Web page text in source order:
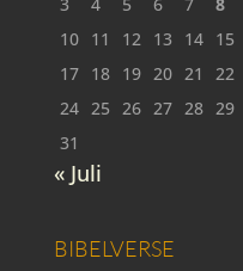
10 11 12 13 14 15
17 18 19 20 21 22
24 25 26 27 28 29
31
« Juli
BIBELVERSE